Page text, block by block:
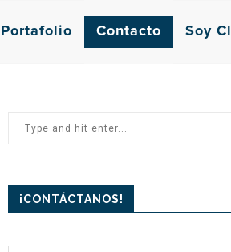
Portafolio Contacto Soy
¡CONTÁCTANOS!